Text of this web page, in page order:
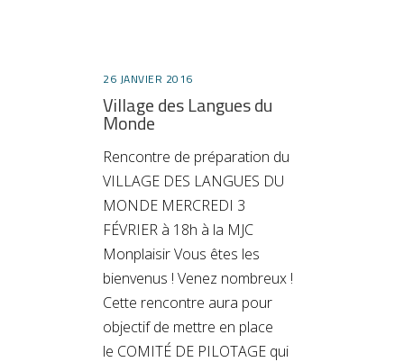
26 JANVIER 2016
Village des Langues du
Monde
Rencontre de préparation du
VILLAGE DES LANGUES DU
MONDE MERCREDI 3
FÉVRIER à 18h à la MJC
Monplaisir Vous êtes les
bienvenus ! Venez nombreux !
Cette rencontre aura pour
objectif de mettre en place
le COMITÉ DE PILOTAGE qui